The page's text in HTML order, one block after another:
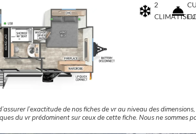
2
l’exactitude de nos fiches de vr au niveau des
du vr prédominent sur ceux de cette fiche. Nous ne sommes
Vous êtes désormais
cet appareil.